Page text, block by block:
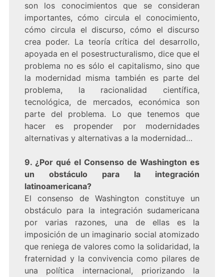
son los conocimientos que se consideran
importantes, cómo circula el conocimiento,
cómo circula el discurso, cómo el discurso
crea poder. La teoría crítica del desarrollo,
apoyada en el posestructuralismo, dice que el
problema no es sólo el capitalismo, sino que
la modernidad misma también es parte del
problema, la racionalidad científica,
tecnológica, de mercados, económica son
parte del problema. Lo que tenemos que
hacer es propender por modernidades
alternativas y alternativas a la modernidad…
9. ¿Por qué el Consenso de Washington es
un obstáculo para la integración
latinoamericana?
El consenso de Washington constituye un
obstáculo para la integración sudamericana
por varias razones, una de ellas es la
imposición de un imaginario social atomizado
que reniega de valores como la solidaridad, la
fraternidad y la convivencia como pilares de
una política internacional, priorizando la